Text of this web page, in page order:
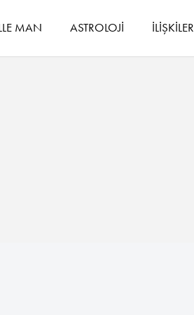
MAN ASTROLOJİ İLİŞKİLER